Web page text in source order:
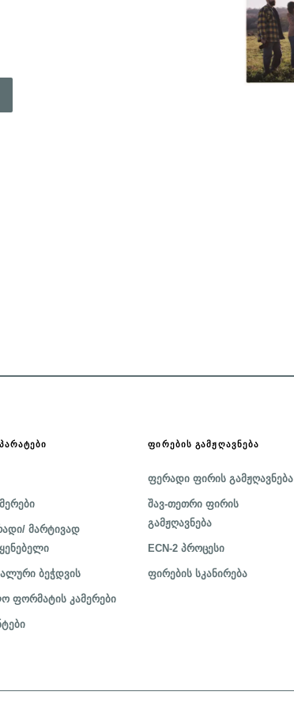
მარტივად
ბეჭდვის
ფორმატის კამერები
ᲤᲘᲠᲔᲑᲘᲡ ᲒᲐᲛᲟᲦᲐᲕᲜᲔᲑᲐ
ფერადი ფირის გამჟღავნება
შავ-თეთრი ფირის
გამჟღავნება
ECN-2 პროცესი
ფირების სკანირება